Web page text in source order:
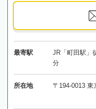
最寄駅
JR「町田駅」
分
所在地 〒194-0013 東